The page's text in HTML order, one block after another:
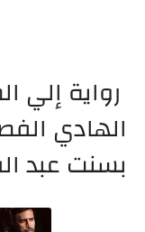
رواية إلي
الهادي
بسنت عبد